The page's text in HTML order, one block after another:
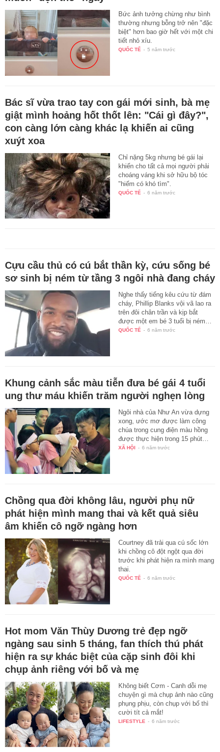
Bức ảnh tưởng chừng như bình
thường nhưng bỗng trở nên "đặc
biệt" hơn bao giờ hết với một chi
tiết nhỏ xíu.
QUỐC TẾ - 5 năm trước
Bác sĩ vừa trao tay con gái mới sinh, bà mẹ
giật mình hoảng hốt thốt lên: "Cái gì đây?",
con càng lớn càng khác lạ khiến ai cũng
xuýt xoa
Chỉ nặng 5kg nhưng bé gái lại
khiến cho tất cả mọi người phải
choáng váng khi sở hữu bộ tóc
"hiếm có khó tìm".
QUỐC TẾ - 6 năm trước
Cựu cầu thủ có cú bắt thần kỳ, cứu sống bé
sơ sinh bị ném từ tầng 3 ngôi nhà đang cháy
Nghe thấy tiếng kêu cứu từ đám
cháy, Phillip Blanks vội vã lao ra
trên đôi chân trần và kịp bắt
được một em bé 3 tuổi bị ném…
QUỐC TẾ - 6 năm trước
Khung cảnh sắc màu tiễn đưa bé gái 4 tuổi
ung thư máu khiến trăm người nghẹn lòng
Ngôi nhà của Như An vừa dựng
xong, ước mơ được làm công
chúa trong cung điện màu hồng
được thực hiện trong 15 phút…
XÃ HỘI - 6 năm trước
Chồng qua đời không lâu, người phụ nữ
phát hiện mình mang thai và kết quả siêu
âm khiến cô ngỡ ngàng hơn
Courtney đã trải qua cú sốc lớn
khi chồng cô đột ngột qua đời
trước khi phát hiện ra mình mang
thai.
QUỐC TẾ - 6 năm trước
Hot mom Văn Thùy Dương trẻ đẹp ngỡ
ngàng sau sinh 5 tháng, fan thích thú phát
hiện ra sự khác biệt của cặp sinh đôi khi
chụp ảnh riêng với bố và mẹ
Không biết Cơm - Canh dỗi mẹ
chuyện gì mà chụp ảnh nào cũng
phụng phịu, còn chụp với bố thì
cười tít cả mắt!
LIFESTYLE - 6 năm trước